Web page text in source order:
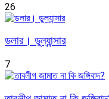
26
ডলার। ডুল্যান্সার
7